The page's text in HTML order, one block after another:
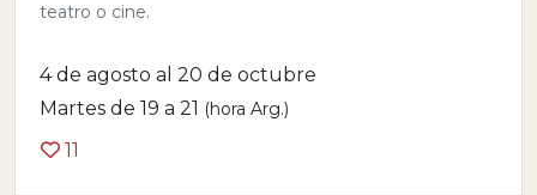
teatro o cine.
4 de agosto al 20 de octubre
Martes de 19 a 21 (hora Arg.)
11